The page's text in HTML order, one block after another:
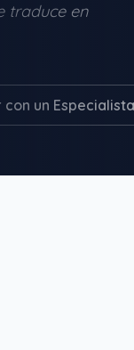
traduce en
con un